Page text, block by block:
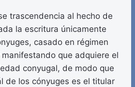
trascendencia al hecho de
la escritura únicamente
casado en régimen
que adquiere el
conyugal, de modo que
de los cónyuges es el titular